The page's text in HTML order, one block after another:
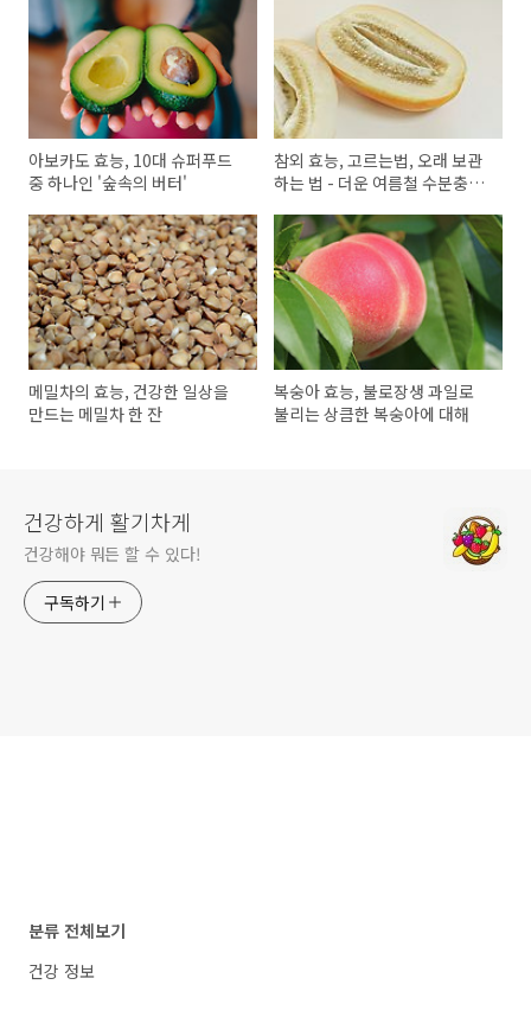
아보카도 효능, 10대 슈퍼푸드
중 하나인 '숲속의 버터'
참외 효능, 고르는법, 오래 보관
하는 법 - 더운 여름철 수분충전
메밀차의 효능, 건강한 일상을
만드는 메밀차 한 잔
복숭아 효능, 불로장생 과일로
불리는 상큼한 복숭아에 대해
건강하게 활기차게
건강해야 뭐든 할 수 있다!
구독하기
분류 전체보기
건강 정보